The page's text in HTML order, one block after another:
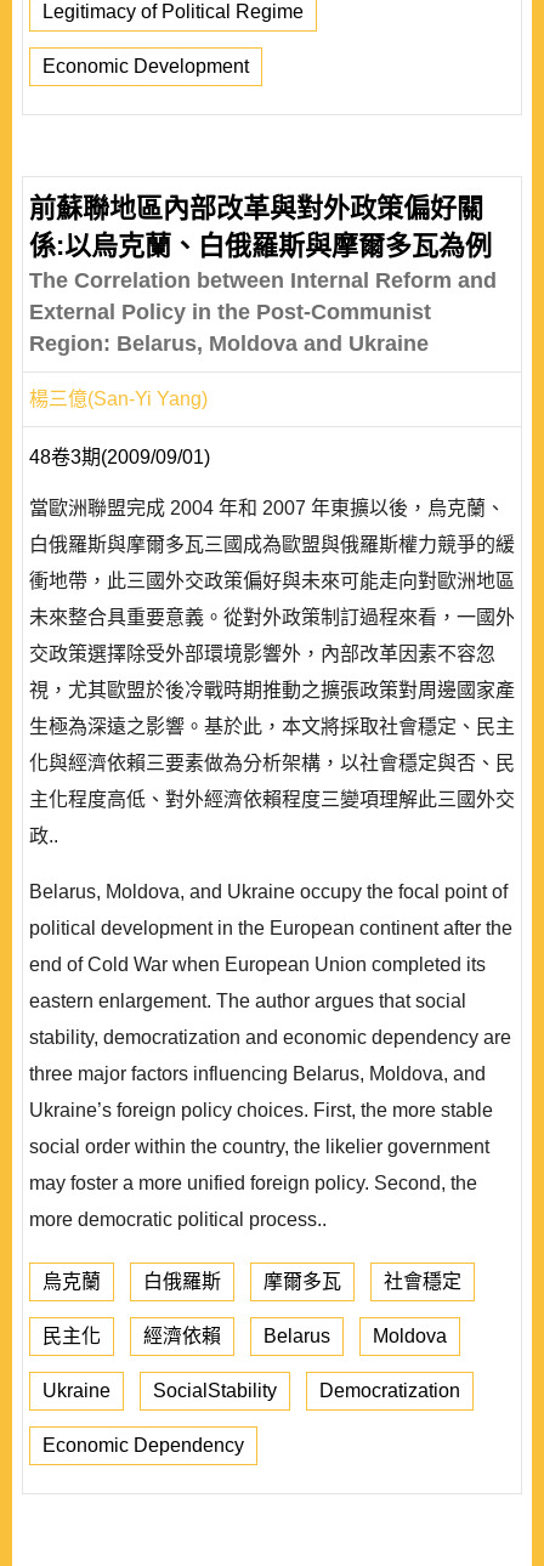
Legitimacy of Political Regime
Economic Development
前蘇聯地區內部改革與對外政策偏好關
係:以烏克蘭、白俄羅斯與摩爾多瓦為例
The Correlation between Internal Reform and
External Policy in the Post-Communist
Region: Belarus, Moldova and Ukraine
楊三億(San-Yi Yang)
48卷3期(2009/09/01)
當歐洲聯盟完成 2004 年和 2007 年東擴以後，烏克蘭、
白俄羅斯與摩爾多瓦三國成為歐盟與俄羅斯權力競爭的緩
衝地帶，此三國外交政策偏好與未來可能走向對歐洲地區
未來整合具重要意義。從對外政策制訂過程來看，一國外
交政策選擇除受外部環境影響外，內部改革因素不容忽
視，尤其歐盟於後冷戰時期推動之擴張政策對周邊國家產
生極為深遠之影響。基於此，本文將採取社會穩定、民主
化與經濟依賴三要素做為分析架構，以社會穩定與否、民
主化程度高低、對外經濟依賴程度三變項理解此三國外交
政..
Belarus, Moldova, and Ukraine occupy the focal point of
political development in the European continent after the
end of Cold War when European Union completed its
eastern enlargement. The author argues that social
stability, democratization and economic dependency are
three major factors influencing Belarus, Moldova, and
Ukraine’s foreign policy choices. First, the more stable
social order within the country, the likelier government
may foster a more unified foreign policy. Second, the
more democratic political process..
烏克蘭 白俄羅斯 摩爾多瓦 社會穩定
民主化 經濟依賴 Belarus Moldova
Ukraine SocialStability Democratization
Economic Dependency